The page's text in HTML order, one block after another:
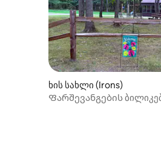
ხის სახლი (Irons)
Ფარშევანგების